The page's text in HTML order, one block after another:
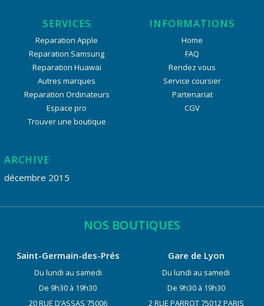
SERVICES
Reparation Apple
Reparation Samsung
Reparation Huawai
Autres marques
Reparation Ordinateurs
Espace pro
Trouver une boutique
INFORMATIONS
Home
FAQ
Rendez vous
Service coursier
Partenariat
CGV
ARCHIVE
décembre 2015
NOS BOUTIQUES
Saint-Germain-des-Prés
Du lundi au samedi
De 9h30 à 19h30
20 RUE D’ASSAS 75006
Gare de Lyon
Du lundi au samedi
De 9h30 à 19h30
2 RUE PARROT 75012 PARIS